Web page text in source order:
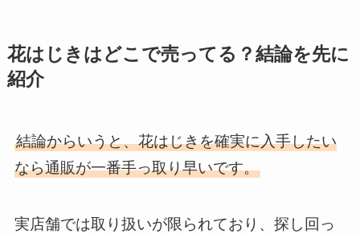
花はじきはどこで売ってる？結論を先に
紹介
結論からいうと、花はじきを確実に入手したい
なら通販が一番手っ取り早いです。
実店舗では取り扱いが限られており、探し回っ